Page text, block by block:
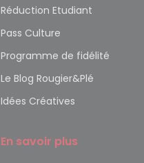
Réduction Etudiant
Pass Culture
Programme de fidélité
Le Blog Rougier&Plé
Idées Créatives
En savoir plus